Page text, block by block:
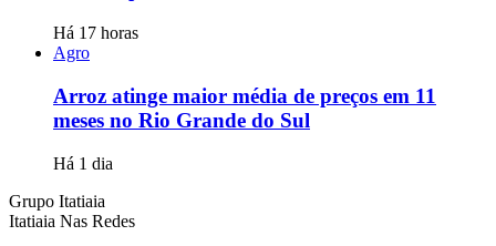
Há 17 horas
Agro
Arroz atinge maior média de preços em 11
meses no Rio Grande do Sul
Há 1 dia
Grupo Itatiaia
Itatiaia Nas Redes